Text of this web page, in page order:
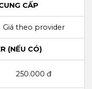
CẤP
Giá theo provider
(NẾU CÓ)
250.000 đ